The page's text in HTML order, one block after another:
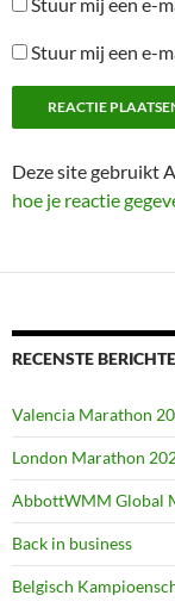
Stuur mij een e-
Deze site gebruikt
hoe je reactie
RECENSTE
Valencia Marathon
London Marathon
AbbottWMM Global
Back in business
Belgisch